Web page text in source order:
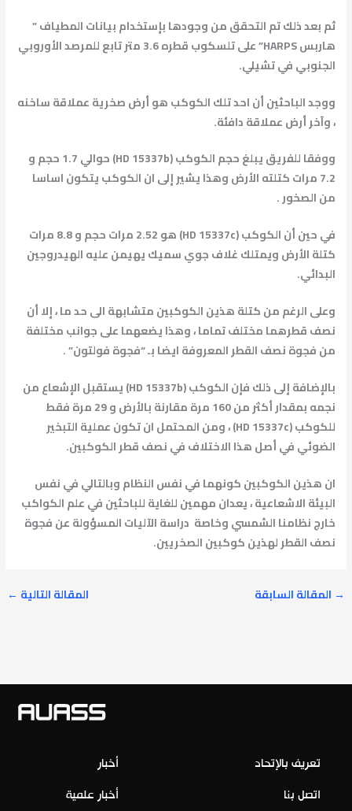
ثم بعد ذلك تم التحقق من وجودها بإستخدام بيانات المطياف ”
هاربس HARPS” على تلسكوب قطره 3.6 متر تابع للمرصد الأوروبي
الجنوبي في تشيلي.
ووجد الباحثين أن احد تلك الكوكب هو أرض صخرية عملاقة ساخنه
، وآخر أرض عملاقة دافئة.
ووفقا للفريق يبلغ حجم الكوكب (HD 15337b) حوالي 1.7 حجم و
7.2 مرات كتلته الأرض وهذا يشير إلى ان الكوكب يتكون اساسا
من الصخور .
في حين أن الكوكب (HD 15337c) هو 2.52 مرات حجم و 8.8 مرات
كتلة الأرض ويمتلك غلاف جوي سميك يهيمن عليه الهيدروجين
البدائي.
وعلى الرغم من كتلة هذين الكوكبين متشابهة الى حد ما ، إلا أن
نصف قطرهما مختلف تماما ، وهذا يضعهما على جوانب مختلفة
من فجوة نصف القطر المعروفة ايضا بـ “فجوة فولتون” .
بالإضافة إلى ذلك فإن الكوكب (HD 15337b) يستقبل الإشعاع من
نجمه بمقدار أكثر من 160 مرة مقارنة بالأرض و 29 مرة فقط
للكوكب (HD 15337c) ، ومن المحتمل ان تكون عملية التبخير
الضوئي في أصل هذا الاختلاف في نصف قطر الكوكبين.
ان هذين الكوكبين كونهما في نفس النظام وبالتالي في نفس
البيئة الاشعاعية ، يعدان مهمين للغاية للباحثين في علم الكواكب
خارج نظامنا الشمسي وخاصة دراسة الآليات المسؤولة عن فجوة
نصف القطر لهذين كوكبين الصخريين.
→ المقالة السابقة المقالة التالية ←
أخبار
أخبار علمية
تعريف بالإتحاد
اتصل بنا